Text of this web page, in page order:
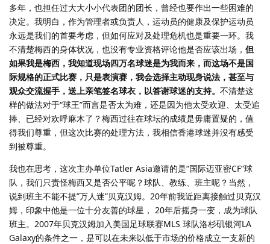
多年，也担任过大大小小代表团的团长，曾经也要作出一些困难的
决定。我明白，作为管理者或负责人，运动员的健康及保护运动员
永远是我们的首要考虑，但如何应对及处理危机也是重要一环。我
不清楚梅西的身体状况，也没有专业资格评论他是否应该出场， 但
如果我是梅西，我知道现场四万名球迷是为我而来，而这场不是国
际规格的正式比赛，只是表演赛，我会选择主动现身说法，甚至与
观众交流握手，送上亲笔签名球衣，以答谢球迷的支持。 不清楚这
样的做法对于“球王”而言是否太为难，还是因为他太受欢迎、太受追
捧、已经对欢呼麻木了？梅西过往在球坛的成绩是毋庸置疑的，值
得我们尊重，但这次比赛的处理方法，我相信香港球迷并没有感受
到被尊重。
我也在思考，这次主办单位Tatler Asia邀请的是“国际迈亚密CF”球
队，我们只责怪梅西又是否公平呢？球队、教练、班主呢？当然，
说到班主不能不提”万人迷”贝克汉姆。20年前我近距离接触过贝克汉
姆，印象中他是一位十分友善的球星， 20年后摇身一变，成为球队
班主。2007年贝克汉姆加入美国足球联赛MLS 球队洛杉矶银河LA
Galaxy的条件之一，是可以在未来以低于市场的价格成立一支新的